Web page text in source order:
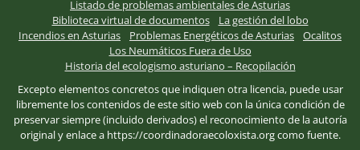
Listado de problemas ambientales de Asturias
Biblioteca virtual de documentos
La gestión del lobo
Incendios en Asturias
Problemas Energéticos de Asturias
Ocalitos
Los Neumáticos Fuera de Uso
Historia del ecologismo asturiano – Recopilación
Excepto elementos concretos que indiquen otra licencia, puede usar
libremente los contenidos de este sitio web con la única condición de
preservar siempre (incluido derivados) el reconocimiento de la autoría
original y enlace a https://coordinadoraecoloxista.org como fuente.